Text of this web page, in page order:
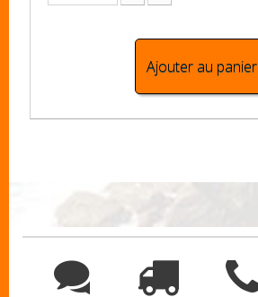
Ajouter au panier